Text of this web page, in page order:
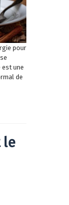
pour
est une
de
le